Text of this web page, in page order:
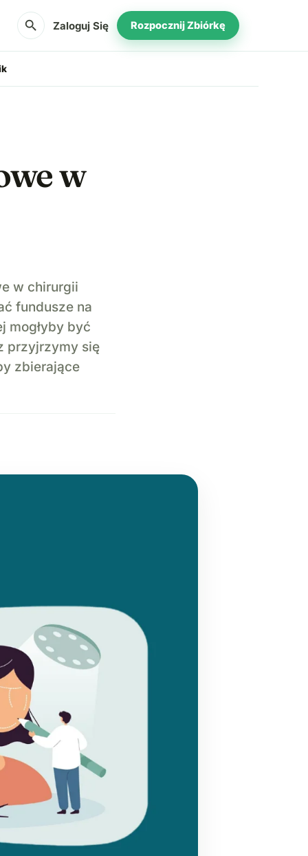
search Zaloguj Się Rozpocznij Zbiórkę
w
w chirurgii
fundusze na
mogłyby być
przyjrzymy się
zbierające